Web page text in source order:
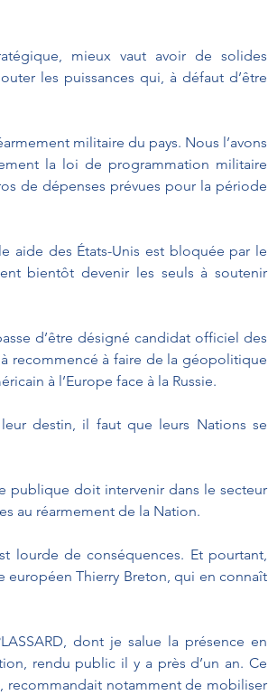
mieux vaut avoir de solides
les puissances qui, à défaut d’être
militaire du pays. Nous l’avons
la loi de programmation militaire
de dépenses prévues pour la période
aide des États-Unis est bloquée par le
bientôt devenir les seuls à soutenir
d’être désigné candidat officiel des
recommencé à faire de la géopolitique
à l’Europe face à la Russie.
destin, il faut que leurs Nations se
publique doit intervenir dans le secteur
au réarmement de la Nation.
lourde de conséquences. Et pourtant,
européen Thierry Breton, qui en connaît
dont je salue la présence en
rendu public il y a près d’un an. Ce
recommandait notamment de mobiliser